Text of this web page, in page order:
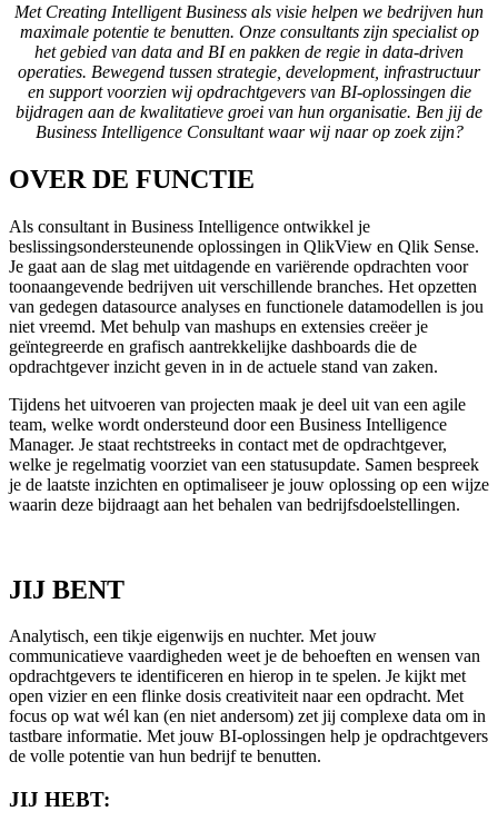
Met Creating Intelligent Business als visie helpen we bedrijven hun
maximale potentie te benutten. Onze consultants zijn specialist op
het gebied van data and BI en pakken de regie in data-driven
operaties. Bewegend tussen strategie, development, infrastructuur
en support voorzien wij opdrachtgevers van BI-oplossingen die
bijdragen aan de kwalitatieve groei van hun organisatie. Ben jij de
Business Intelligence Consultant waar wij naar op zoek zijn?
OVER DE FUNCTIE
Als consultant in Business Intelligence ontwikkel je
beslissingsondersteunende oplossingen in QlikView en Qlik Sense.
Je gaat aan de slag met uitdagende en variërende opdrachten voor
toonaangevende bedrijven uit verschillende branches. Het opzetten
van gedegen datasource analyses en functionele datamodellen is jou
niet vreemd. Met behulp van mashups en extensies creëer je
geïntegreerde en grafisch aantrekkelijke dashboards die de
opdrachtgever inzicht geven in in de actuele stand van zaken.
Tijdens het uitvoeren van projecten maak je deel uit van een agile
team, welke wordt ondersteund door een Business Intelligence
Manager. Je staat rechtstreeks in contact met de opdrachtgever,
welke je regelmatig voorziet van een statusupdate. Samen bespreek
je de laatste inzichten en optimaliseer je jouw oplossing op een wijze
waarin deze bijdraagt aan het behalen van bedrijfsdoelstellingen.
JIJ BENT
Analytisch, een tikje eigenwijs en nuchter. Met jouw
communicatieve vaardigheden weet je de behoeften en wensen van
opdrachtgevers te identificeren en hierop in te spelen. Je kijkt met
open vizier en een flinke dosis creativiteit naar een opdracht. Met
focus op wat wél kan (en niet andersom) zet jij complexe data om in
tastbare informatie. Met jouw BI-oplossingen help je opdrachtgevers
de volle potentie van hun bedrijf te benutten.
JIJ HEBT: